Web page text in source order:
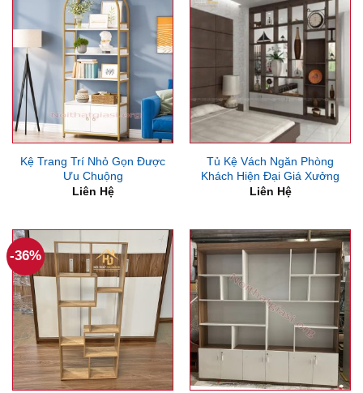
Kệ Trang Trí Nhỏ Gọn Được
Ưu Chuộng
Liên Hệ
Tủ Kệ Vách Ngăn Phòng
Khách Hiện Đại Giá Xưởng
Liên Hệ
-36%